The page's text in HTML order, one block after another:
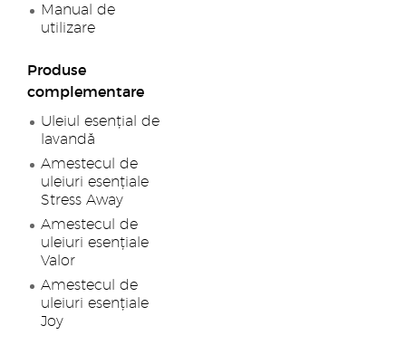
Manual de
utilizare
Produse
complementare
Uleiul esențial de
lavandă
Amestecul de
uleiuri esențiale
Stress Away
Amestecul de
uleiuri esențiale
Valor
Amestecul de
uleiuri esențiale
Joy